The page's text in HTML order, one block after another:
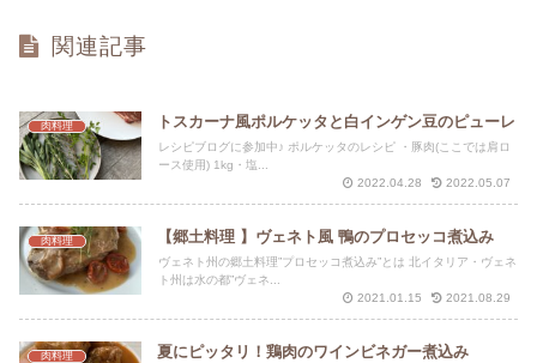
関連記事
肉料理 トスカーナ風ポルケッタと白インゲン豆のピューレ
レシピブログに参加中♪ ポルケッタのレシピ ・豚肉(ここでは肩ロ
ース使用) 1kg・塩...
2022.04.28
2022.05.07
肉料理 【郷土料理 】ヴェネト風 鴨のプロセッコ煮込み
ヴェネト州の郷土料理”プロセッコ煮込み”とは 北イタリア・ヴェネ
ト州は水の都”ヴェネ...
2021.01.15
2021.08.29
肉料理 夏にピッタリ！鶏肉のワインビネガー煮込み